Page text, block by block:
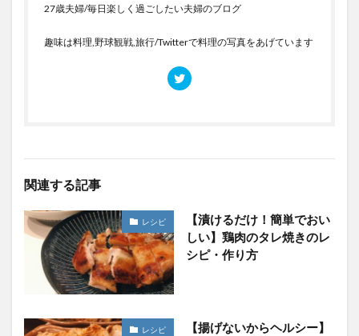
27歳夫婦/毎日楽しく過ごしたい夫婦のブログ
趣味は料理,野球観戦,旅行/Twitterで料理の写真をあげています
関連する記事
レシピ
【漬けるだけ！簡単でおい
しい】鶏肉のタレ焼きのレ
シピ・作り方
レシピ
【揚げないからヘルシー】